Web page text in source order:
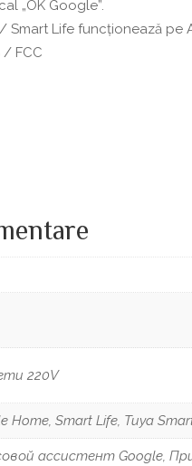
„OK Google”.
Smart Life funcționează pe
/ FCC
220V
Home, Smart Life, Tuya
ассистент Google,